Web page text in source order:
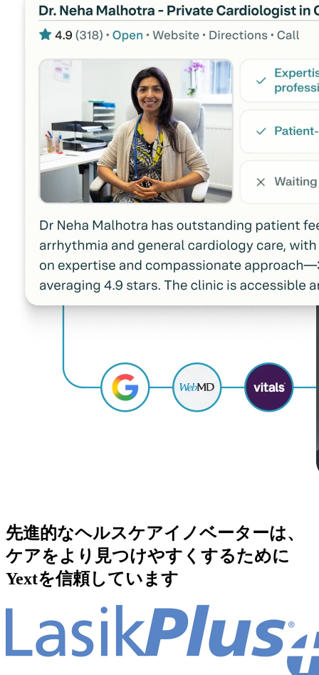
先進的なヘルスケアイノベーターは、
ケアをより見つけやすくするために
Yextを信頼しています